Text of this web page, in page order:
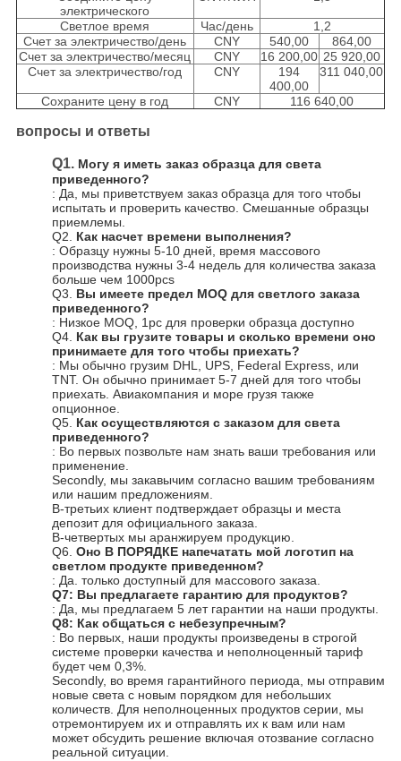
электрического
Светлое время Час/день
1,2
Счет за электричество/день
CNY 540,00
864,00
Счет за электричество/месяц
CNY 16 200,00 25 920,00
Счет за электричество/год
CNY
194
400,00
311 040,00
Сохраните цену в год CNY 116 640,00
вопросы и ответы
Q1. Могу я иметь заказ образца для света
приведенного?
: Да, мы приветствуем заказ образца для того чтобы
испытать и проверить качество. Смешанные образцы
приемлемы.
Q2. Как насчет времени выполнения?
: Образцу нужны 5-10 дней, время массового
производства нужны 3-4 недель для количества заказа
больше чем 1000pcs
Q3. Вы имеете предел MOQ для светлого заказа
приведенного?
: Низкое MOQ, 1pc для проверки образца доступно
Q4. Как вы грузите товары и сколько времени оно
принимаете для того чтобы приехать?
: Мы обычно грузим DHL, UPS, Federal Express, или
TNT. Он обычно принимает 5-7 дней для того чтобы
приехать. Авиакомпания и море грузя также
опционное.
Q5. Как осуществляются с заказом для света
приведенного?
: Во первых позвольте нам знать ваши требования или
применение.
Secondly, мы закавычим согласно вашим требованиям
или нашим предложениям.
В-третьих клиент подтверждает образцы и места
депозит для официального заказа.
В-четвертых мы аранжируем продукцию.
Q6. Оно В ПОРЯДКЕ напечатать мой логотип на
светлом продукте приведенном?
: Да. только доступный для массового заказа.
Q7: Вы предлагаете гарантию для продуктов?
: Да, мы предлагаем 5 лет гарантии на наши продукты.
Q8: Как общаться с небезупречным?
: Во первых, наши продукты произведены в строгой
системе проверки качества и неполноценный тариф
будет чем 0,3%.
Secondly, во время гарантийного периода, мы отправим
новые света с новым порядком для небольших
количеств. Для неполноценных продуктов серии, мы
отремонтируем их и отправлять их к вам или нам
может обсудить решение включая отозвание согласно
реальной ситуации.